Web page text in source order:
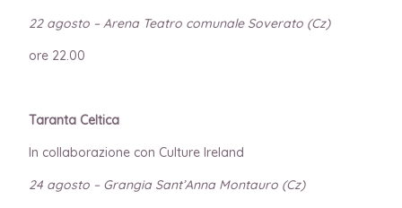
22 agosto – Arena Teatro comunale Soverato (Cz)
ore 22.00
Taranta Celtica
In collaborazione con Culture Ireland
24 agosto – Grangia Sant’Anna Montauro (Cz)